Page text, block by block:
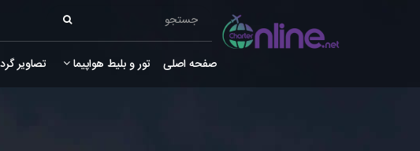
صفحه اصلی تور و بلیط هواپیما تصاویر